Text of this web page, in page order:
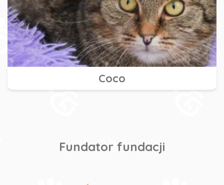
Coco
Fundator fundacji